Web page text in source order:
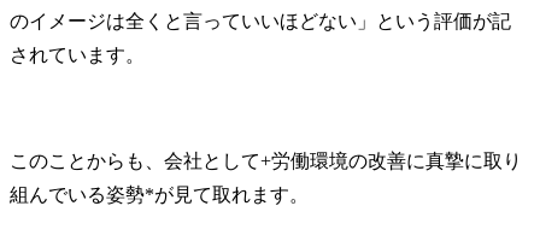
のイメージは全くと言っていいほどない」という評価が記
されています。
このことからも、会社として+労働環境の改善に真摯に取り
組んでいる姿勢*が見て取れます。